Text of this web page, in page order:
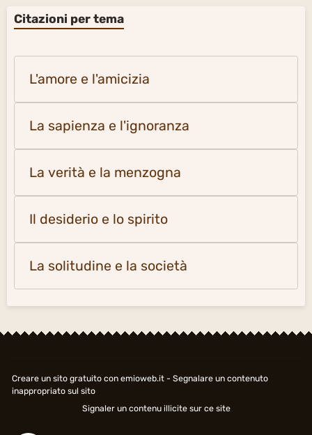
Citazioni per tema
L'amore e l'amicizia
La sapienza e l'ignoranza
La verità e la menzogna
Il desiderio e lo spirito
La solitudine e la società
Creare un sito gratuito con emioweb.it - Segnalare un contenuto
inappropriato sul sito
Signaler un contenu illicite sur ce site